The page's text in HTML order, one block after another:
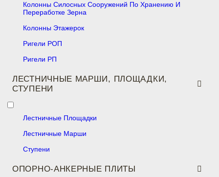
Колонны Силосных Сооружений По Хранению И
Переработке Зерна
Колонны Этажерок
Ригели РОП
Ригели РП
ЛЕСТНИЧНЫЕ МАРШИ, ПЛОЩАДКИ,
СТУПЕНИ
Лестничные Площадки
Лестничные Марши
Ступени
ОПОРНО-АНКЕРНЫЕ ПЛИТЫ